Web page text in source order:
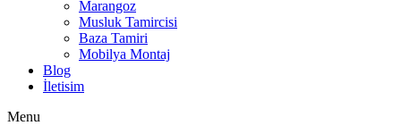
Marangoz
Musluk Tamircisi
Baza Tamiri
Mobilya Montaj
Blog
İletisim
Menu